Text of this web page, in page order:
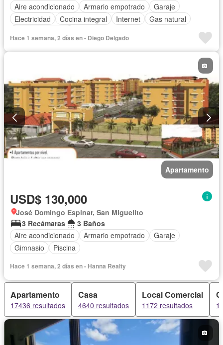
Aire acondicionado
Armario empotrado
Garaje
Electricidad
Cocina integral Internet
Gas natural
Hace 1 semana, 2 días en - Diego Delgado
Apartamento
USD$ 130,000
José Domingo Espinar, San Miguelito
3 Recámaras
3 Baños
Aire acondicionado
Armario empotrado
Garaje
Gimnasio
Piscina
Hace 1 semana, 2 días en - Hanna Realty
Apartamento
17436 resultados
Casa
4640 resultados
Local Comercial
1172 resultados